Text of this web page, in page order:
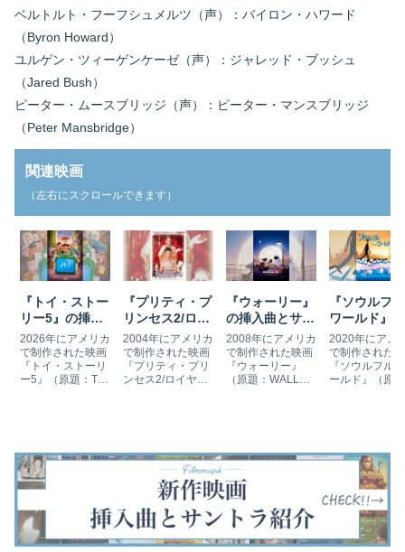
ベルトルト・フーフシュメルツ（声）：バイロン・ハワード
（Byron Howard）
ユルゲン・ツィーゲンケーゼ（声）：ジャレッド・ブッシュ
（Jared Bush）
ピーター・ムースブリッジ（声）：ピーター・マンスブリッジ
（Peter Mansbridge）
関連映画
（左右にスクロールできます）
『トイ・ストー
リー5』の挿入
曲とサントラ
2026年にアメリカ
で制作された映画
『トイ・ストーリ
ー5』（原題：Toy
くなるジェシーら
おもちゃが巻き起
こす騒動を描いた
ニメ映画で…
『プリティ・プ
リンセス2/ロイ
ヤル・ウェディ
ング』の挿入曲
とサントラ
2004年にアメリカ
で制作された映画
『プリティ・プリ
ンセス2/ロイヤ
は、前作から5年
後、21歳となった
ミアがジェノヴィ
ア王国の女王に…
『ウォーリー』
の挿入曲とサン
トラ
2008年にアメリカ
で制作された映画
『ウォーリー』
（原題：WALL・
に出会い宇宙に飛
び出すアドベンチ
ャー映画です。デ
ィズニー＆ピクサ
ーが制作しまし
た。第81回…
『ソウルフ
ワールド』
入曲とサン
2020年にアメ
で制作された
『ソウルフル
ールド』（原
ニメ映画です
ェイミー・フ
クスがジョー
ードナーの声
当しました。
回アカデ…